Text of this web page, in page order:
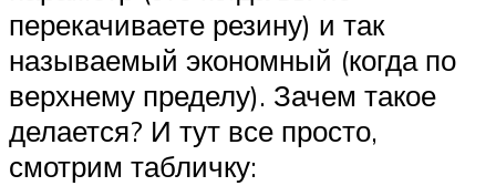
перекачиваете резину) и так
называемый экономный (когда по
верхнему пределу). Зачем такое
делается? И тут все просто,
смотрим табличку: